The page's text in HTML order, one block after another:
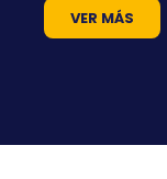
VER MÁS